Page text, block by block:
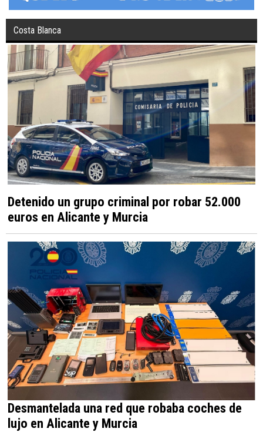
Costa Blanca
Detenido un grupo criminal por robar 52.000
euros en Alicante y Murcia
Desmantelada una red que robaba coches de
lujo en Alicante y Murcia